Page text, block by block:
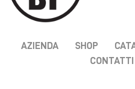
AZIENDA SHOP
CONTATTI